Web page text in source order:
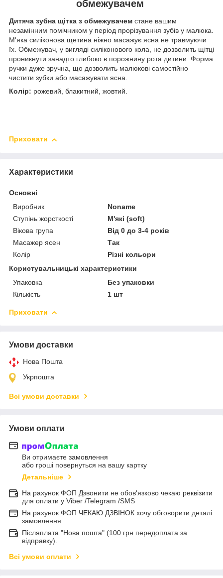
обмежувачем
Дитяча зубна щітка з обмежувачем стане вашим
незамінним помічником у період прорізування зубів у малюка.
М'яка силіконова щетина ніжно масажує ясна не травмуючи
їх. Обмежувач, у вигляді силіконового кола, не дозволить щітці
проникнути занадто глибоко в порожнину рота дитини. Форма
ручки дуже зручна, що дозволить малюкові самостійно
чистити зубки або масажувати ясна.
Колір: рожевий, блакитний, жовтий.
Приховати
Характеристики
Основні
Виробник
Noname
Ступінь жорсткості
М'які (soft)
Вікова група
Від 0 до 3-4 років
Масажер ясен
Так
Колір
Різні кольори
Користувальницькі характеристики
Упаковка
Без упаковки
Кількість
1 шт
Приховати
Умови доставки
Нова Пошта
Укрпошта
Всі умови доставки
Умови оплати
Ви отримаєте замовлення
або гроші повернуться на вашу картку
Детальніше
На рахунок ФОП Дзвонити не обов'язково чекаю реквізити
для оплати у Viber /Telegram /SMS
На рахунок ФОП ЧЕКАЮ ДЗВІНОК хочу обговорити деталі
замовлення
Післяплата "Нова пошта" (100 грн передоплата за
відправку).
Всі умови оплати